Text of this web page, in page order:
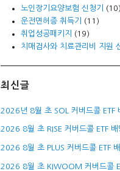
노인장기요양보험 신청기
(10)
운전면허증 취득기
(11)
취업성공패키지
(19)
치매검사와 치료관리비 지원
최신글
2026년 8월 초 SOL 커버드콜 ETF
2026 8월 초 RISE 커버드콜 ETF 배
2026 8월 초 PLUS 커버드콜 ETF
2026 8월 초 KIWOOM 커버드콜